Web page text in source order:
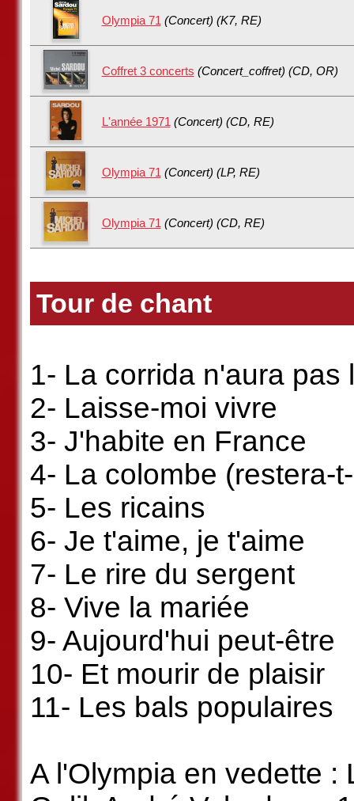
Olympia 71 (Concert) (K7, RE)
Coffret 3 concerts (Concert_coffret) (CD, OR)
L'année 1971 (Concert) (CD, RE)
Olympia 71 (Concert) (LP, RE)
Olympia 71 (Concert) (CD, RE)
Tour de chant
1- La corrida n'aura pas
2- Laisse-moi vivre
3- J'habite en France
4- La colombe (restera-
5- Les ricains
6- Je t'aime, je t'aime
7- Le rire du sergent
8- Vive la mariée
9- Aujourd'hui peut-être
10- Et mourir de plaisir
11- Les bals populaires
A l'Olympia en vedette :